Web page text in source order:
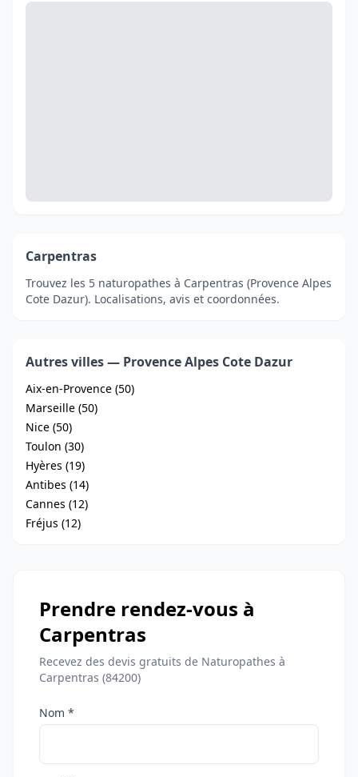
Carpentras
Trouvez les 5 naturopathes à Carpentras (Provence Alpes
Cote Dazur). Localisations, avis et coordonnées.
Autres villes — Provence Alpes Cote Dazur
Aix-en-Provence (50)
Marseille (50)
Nice (50)
Toulon (30)
Hyères (19)
Antibes (14)
Cannes (12)
Fréjus (12)
Prendre rendez-vous à
Carpentras
Recevez des devis gratuits de Naturopathes à
Carpentras (84200)
Nom *